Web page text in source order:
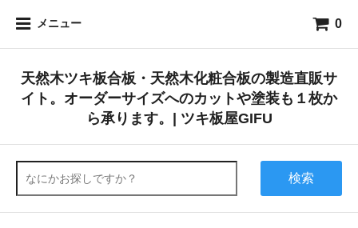
メニュー 0
天然木ツキ板合板・天然木化粧合板の製造直販サ
イト。オーダーサイズへのカットや塗装も１枚か
ら承ります。| ツキ板屋GIFU
検索